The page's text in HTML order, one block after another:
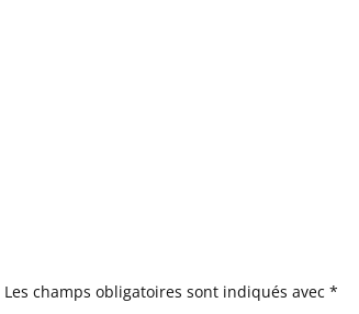
Les champs obligatoires sont indiqués avec*